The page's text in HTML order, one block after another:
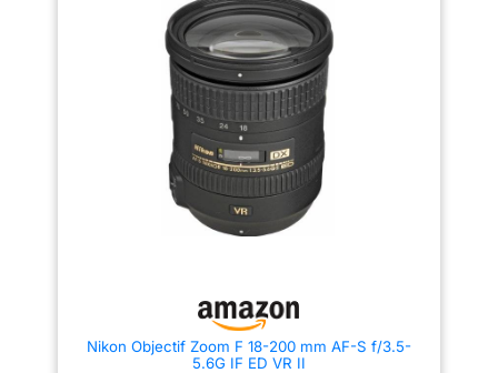
GRANDE PRÉCISION : l'objectif
de l'appareil photo Canon est
doté d’un verre à dispersion
ultra-faible (UD) et d’un
stabilisateur d'image optique à
5,5 vitesses pour des photos
nettes et des vidéos fluides
FORMAT PRATIQUE &
PORTABLE : idéal pour les
voyages ou une utilisation
quotidienne, ce téléobjectif ne
pèse que 635g et mesure
164,7mm de long. L’autofocus
STM assure une mise au point
compatible avec le système
Nikon Objectif Zoom F 18-200 mm AF-S f/3.5-
5.6G IF ED VR II